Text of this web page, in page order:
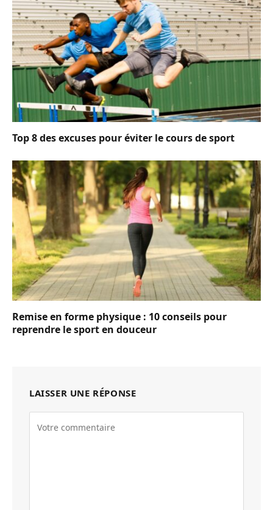
Top 8 des excuses pour éviter le cours de sport
Remise en forme physique : 10 conseils pour
reprendre le sport en douceur
LAISSER UNE RÉPONSE